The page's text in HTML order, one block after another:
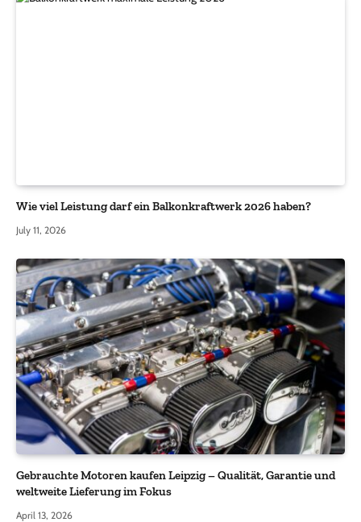
Wie viel Leistung darf ein Balkonkraftwerk 2026 haben?
July 11, 2026
Gebrauchte Motoren kaufen Leipzig – Qualität, Garantie und
weltweite Lieferung im Fokus
April 13, 2026